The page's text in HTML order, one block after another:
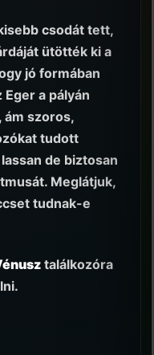
csodát tett,
ütötték ki a
jó formában
Eger a pályán
szoros,
tudott
de biztosan
Meglátjuk,
tudnak-e
találkozóra